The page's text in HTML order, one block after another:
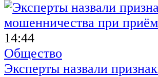
14:44
Общество
Эксперты назвали